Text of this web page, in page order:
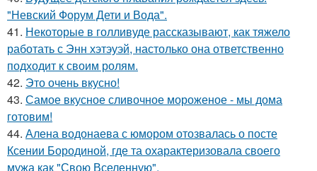
"Невский Форум Дети и Вода".
41. Некоторые в голливуде рассказывают, как тяжело
работать с Энн хэтэуэй, настолько она ответственно
подходит к своим ролям.
42. Это очень вкусно!
43. Самое вкусное сливочное мороженое - мы дома
готовим!
44. Алена водонаева с юмором отозвалась о посте
Ксении Бородиной, где та охарактеризовала своего
мужа как "Свою Вселенную".